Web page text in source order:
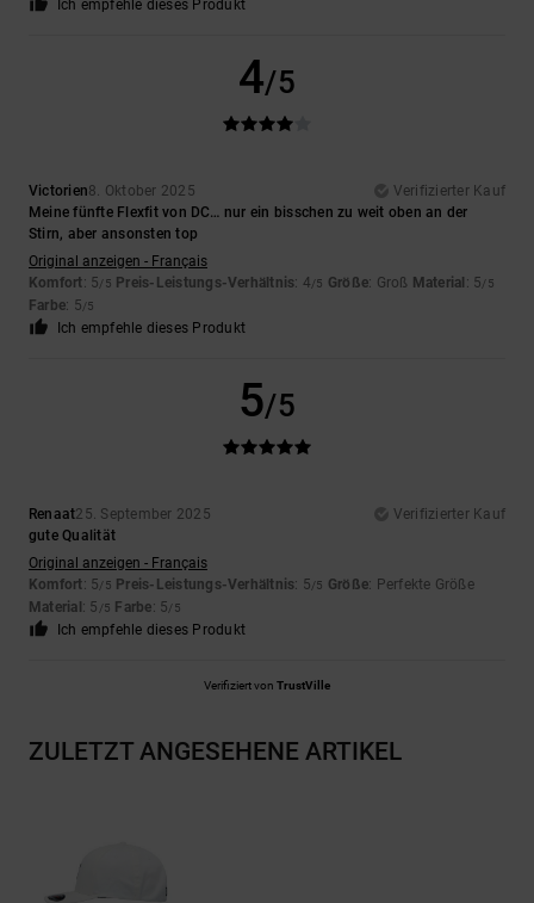
Ich empfehle dieses Produkt
4/5
Victorien8. Oktober 2025
Verifizierter Kauf
Meine fünfte Flexfit von DC… nur ein bisschen zu weit oben an der
Stirn, aber ansonsten top
Original anzeigen - Français
Komfort: 5/5 Preis-Leistungs-Verhältnis: 4/5 Größe: Groß Material : 5/5
Farbe: 5/5
Ich empfehle dieses Produkt
5/5
Renaat25. September 2025
Verifizierter Kauf
gute Qualität
Original anzeigen - Français
Komfort: 5/5 Preis-Leistungs-Verhältnis: 5/5 Größe: Perfekte Größe
Material : 5 /5 Farbe: 5/5
Ich empfehle dieses Produkt
Verifiziert von TrustVille
ZULETZT ANGESEHENE ARTIKEL